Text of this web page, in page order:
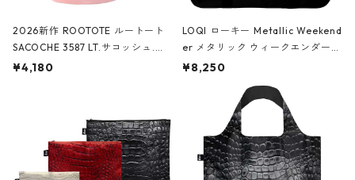
2026新作 ROOTOTE ルートート
SACOCHE 3587 LT.サコッシュ.ル
ミエ-B ショルダーバッグ グロスピ
¥4,180
LOQI ローキー Metallic Weekend
er メタリック ウィークエンダー
ボストンバッグ ショルダーバッグ
Black ジャン=ミッシェル・バスキ
ア/クラウン ブラック
¥8,250